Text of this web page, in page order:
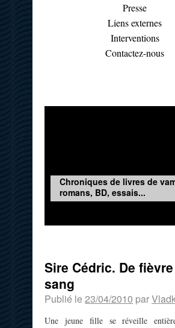
Presse
Liens externes
Interventions
Contactez-nous
Chroniques de livres de
romans, BD, essais...
Sire Cédric. De
sang
Publié le 23/04/2010 par
Une jeune fille se réveille